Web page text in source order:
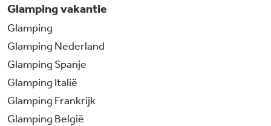
Glamping vakantie
Glamping
Glamping Nederland
Glamping Spanje
Glamping Italië
Glamping Frankrijk
Glamping België